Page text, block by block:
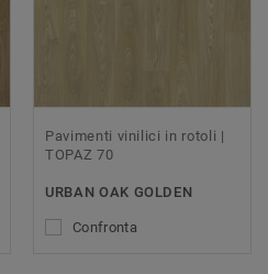
Pavimenti vinilici in rotoli |
TOPAZ 70
URBAN OAK GOLDEN
Confronta